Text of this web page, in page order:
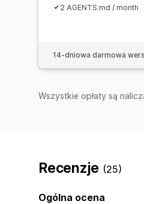
2 AGENTS.md / month
14-dniowa darmowa
Wszystkie opłaty są
Recenzje (25)
Ogólna ocena